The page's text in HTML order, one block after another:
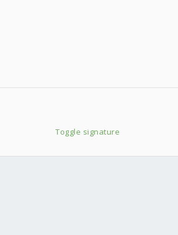
Toggle signature